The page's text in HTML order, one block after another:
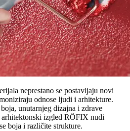
neprestano se postavljaju novi
odnose ljudi i arhitekture.
unutarnjeg dizajna i zdrave
izgled RÖFIX nudi
boja i različite strukture.